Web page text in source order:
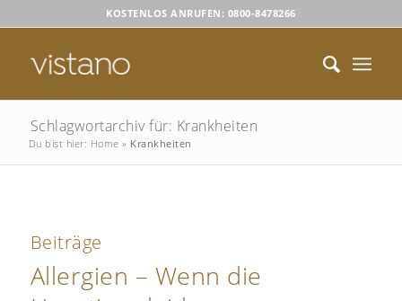
KOSTENLOS ANRUFEN: 0800-8478266
Schlagwortarchiv für: Krankheiten
Du bist hier: Home » Krankheiten
Beiträge
Allergien – Wenn die